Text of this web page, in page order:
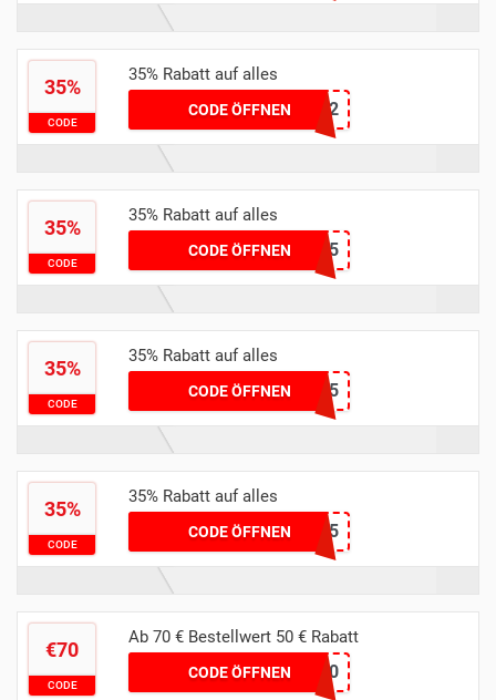
35%
CODE
35% Rabatt auf alles
CODE ÖFFNEN
DE593456182
35%
CODE
35% Rabatt auf alles
CODE ÖFFNENLeonora35
35%
CODE
35% Rabatt auf alles
CODE ÖFFNENEBRUMI35
35%
CODE
35% Rabatt auf alles
CODE ÖFFNENjasminn35
€70
CODE
Ab 70 € Bestellwert 50 € Rabatt
CODE ÖFFNENBIBI50